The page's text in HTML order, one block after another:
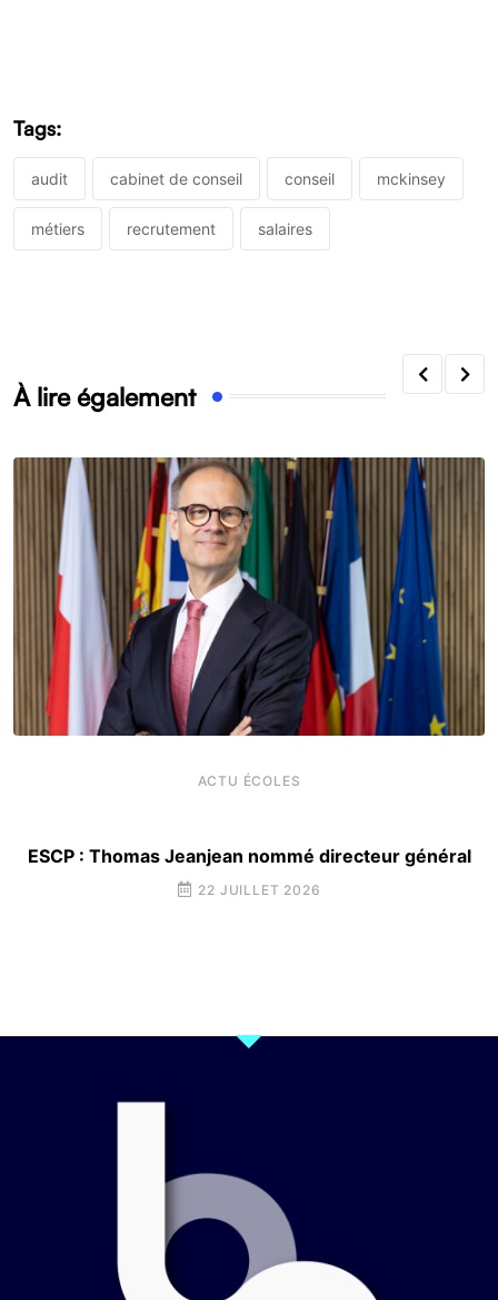
Tags:
audit cabinet de conseil conseil mckinsey
métiers recrutement salaires
À lire également
ACTU ÉCOLES
ESCP : Thomas Jeanjean nommé directeur général
22 JUILLET 2026